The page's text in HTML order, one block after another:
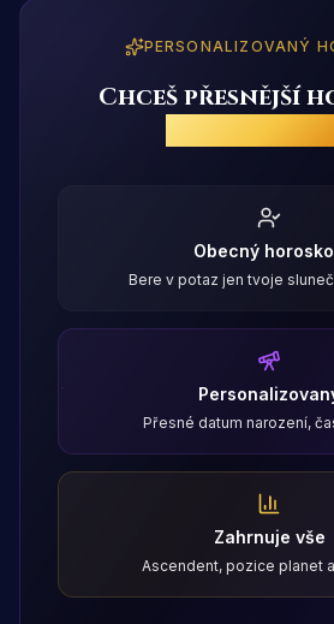
PERSONALIZOVANÝ
Chceš přesnější
Obecný
Bere v potaz jen tvoje
Přesné datum narození,
Zahrnuje vše
Ascendent, pozice planet